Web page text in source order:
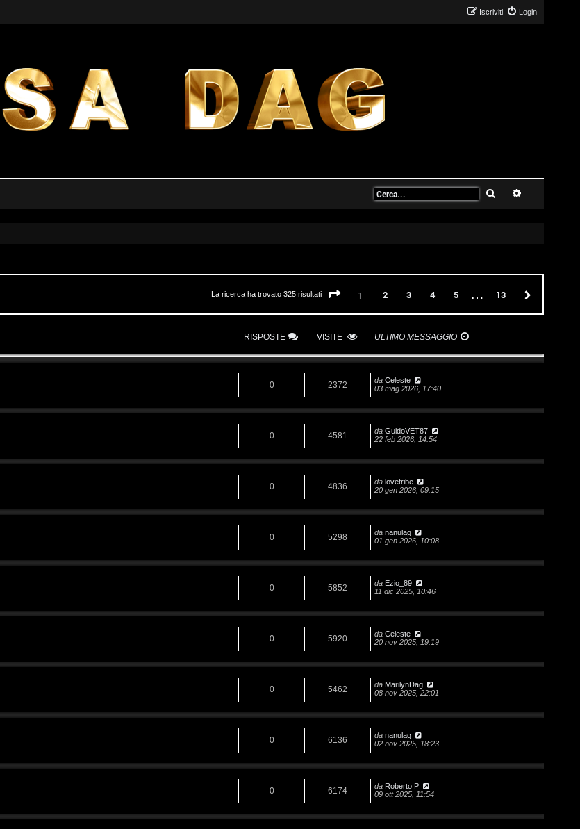
Login
Iscriviti
Cerca
La ricerca ha trovato 325 risultati Pagina di
1 2 3 4 5 … 13
RISPOSTE VISITE ULTIMO MESSAGGIO
0 2372 da Celeste
03 mag 2026, 17:40
0 4581 da GuidoVET87
22 feb 2026, 14:54
0 4836 da lovetribe
20 gen 2026, 09:15
0 5298 da nanulag
01 gen 2026, 10:08
0 5852 da Ezio_89
11 dic 2025, 10:46
0 5920 da Celeste
20 nov 2025, 19:19
0 5462 da MarilynDag
08 nov 2025, 22:01
0 6136 da nanulag
02 nov 2025, 18:23
0 6174 da Roberto P
09 ott 2025, 11:54